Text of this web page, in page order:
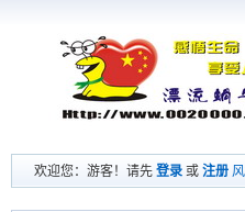
欢迎您：游客！请先 登录 或 注册